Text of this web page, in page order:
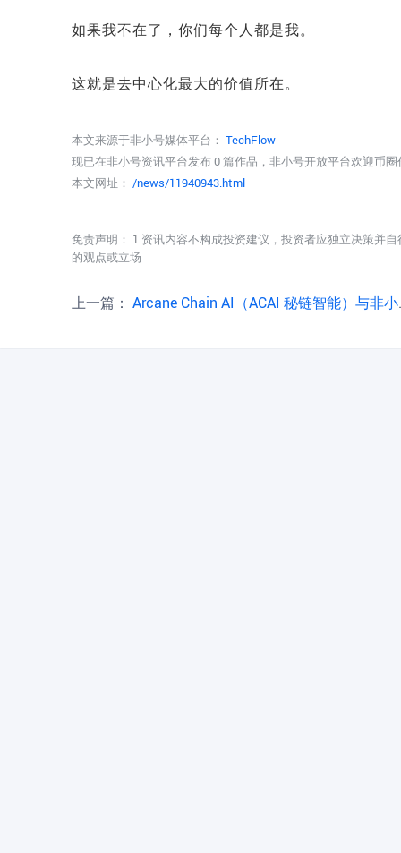
如果我不在了，你们每个人都是我。
这就是去中心化最大的价值所在。
本文来源于非小号媒体平台： TechFlow
现已在非小号资讯平台发布 0 篇作品，非小号开放平台欢迎币
本文网址： /news/11940943.html
免责声明： 1.资讯内容不构成投资建议，投资者应独立决策并
的观点或立场
上一篇： Arcane Chain AI（ACAI 秘链智能）与非小号达成战略生态合作公告